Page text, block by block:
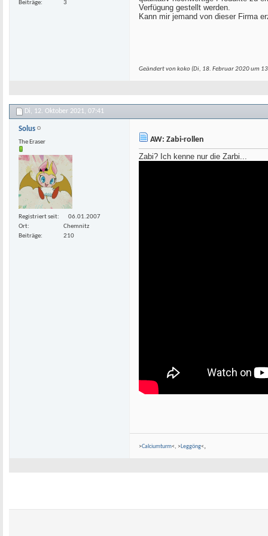
Beiträge
3
Verfügung gestellt werden.
Kann mir jemand von dieser Firma
Geändert von koko (Di, 18. Februar 2020 um
Di, 12. Oktober 2021, 07:41
Solus
The Eraser
Registriert seit
06.01.2007
Ort
Chemnitz
Beiträge
210
AW: Zabi-rollen
Zabi? Ich kenne nur die Zarbi...
>Calciumturm<, >Leggöng<,